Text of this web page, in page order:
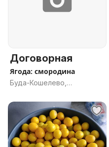
Договорная
Ягода: смородина
Буда-Кошелево,